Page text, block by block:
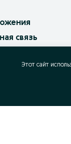
связь
Этот сайт